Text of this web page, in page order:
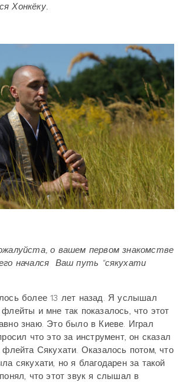
Хонкёку.
о вашем первом знакомстве
начался Ваш путь "сякухати
более 13 лет назад. Я услышал
и мне так показалось, что этот
знаю. Это было в Киеве. Играл
что это за инструмент, он сказал
флейта Сякухати. Оказалось потом, что
сякухати, но я благодарен за такой
что этот звук я слышал в